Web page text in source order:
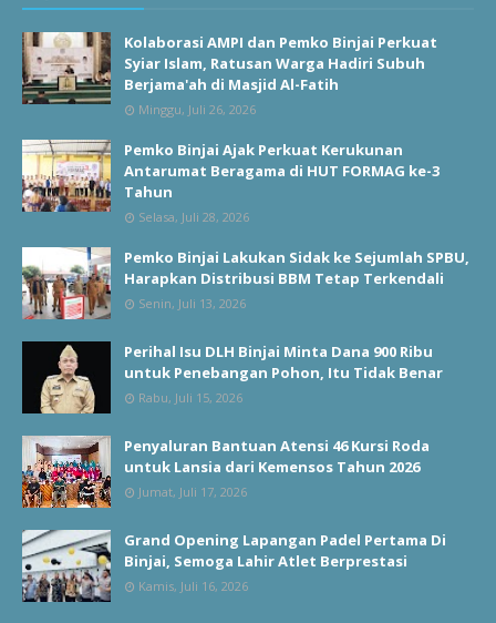
Kolaborasi AMPI dan Pemko Binjai Perkuat
Syiar Islam, Ratusan Warga Hadiri Subuh
Berjama'ah di Masjid Al-Fatih
Minggu, Juli 26, 2026
Pemko Binjai Ajak Perkuat Kerukunan
Antarumat Beragama di HUT FORMAG ke-3
Tahun
Selasa, Juli 28, 2026
Pemko Binjai Lakukan Sidak ke Sejumlah SPBU,
Harapkan Distribusi BBM Tetap Terkendali
Senin, Juli 13, 2026
Perihal Isu DLH Binjai Minta Dana 900 Ribu
untuk Penebangan Pohon, Itu Tidak Benar
Rabu, Juli 15, 2026
Penyaluran Bantuan Atensi 46 Kursi Roda
untuk Lansia dari Kemensos Tahun 2026
Jumat, Juli 17, 2026
Grand Opening Lapangan Padel Pertama Di
Binjai, Semoga Lahir Atlet Berprestasi
Kamis, Juli 16, 2026